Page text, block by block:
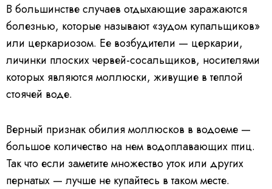
В большинстве случаев отдыхающие заражаются
болезнью, которые называют «зудом купальщиков»
или церкариозом. Ее возбудители — церкарии,
личинки плоских червей-сосальщиков, носителями
которых являются моллюски, живущие в теплой
стоячей воде.
Верный признак обилия моллюсков в водоеме —
большое количество на нем водоплавающих птиц.
Так что если заметите множество уток или других
пернатых — лучше не купайтесь в таком месте.